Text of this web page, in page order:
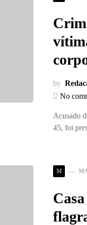
by
No
Acusado
45, foi
M